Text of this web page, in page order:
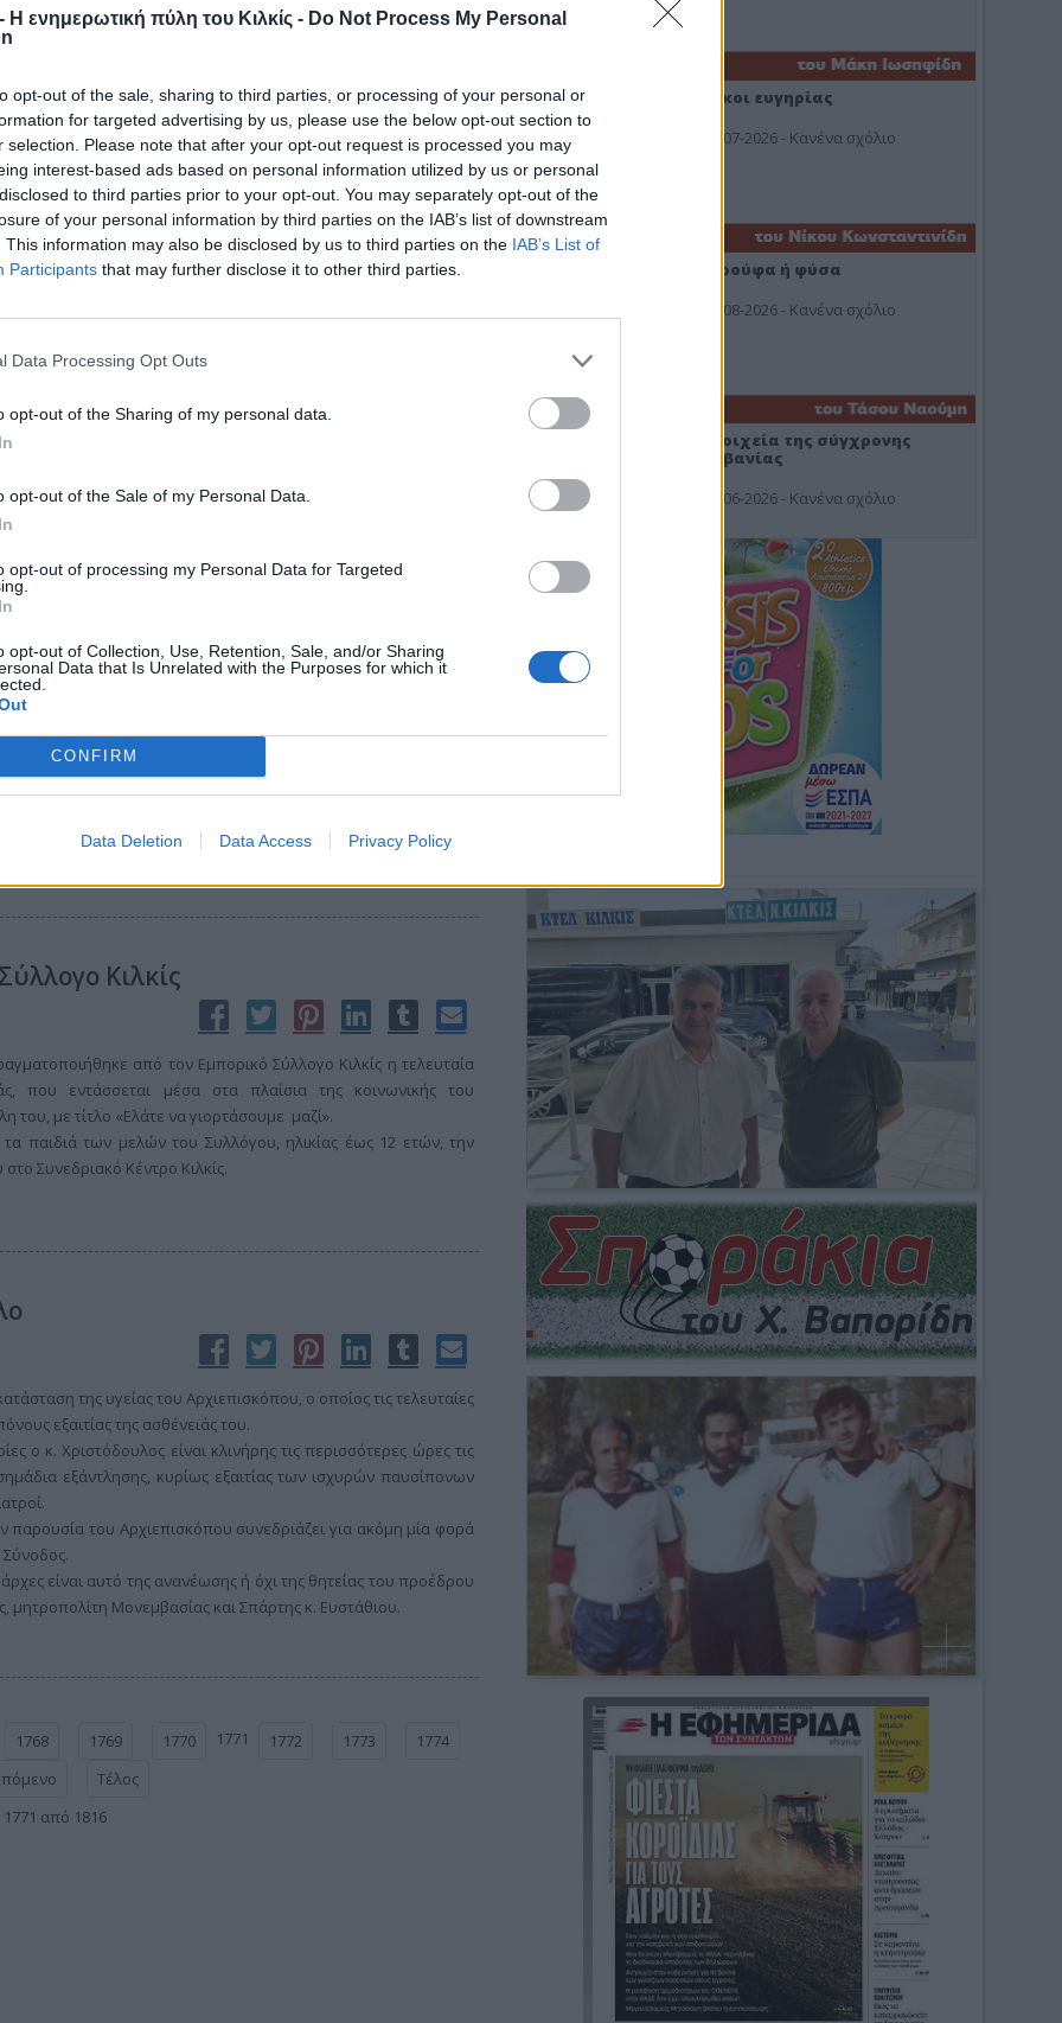
Η ενημερωτική πύλη του Κιλκίς - Do Not Process My Personal
opt-out of the sale, sharing to third parties, or processing of your personal or
for targeted advertising by us, please use the below opt-out section to
selection. Please note that after your opt-out request is processed you may
interest-based ads based on personal information utilized by us or personal
to third parties prior to your opt-out. You may separately opt-out of the
of your personal information by third parties on the IAB’s list of downstream
This information may also be disclosed by us to third parties on the IAB’s List of
Participants that may further disclose it to other third parties.
Data Processing Opt Outs
opt-out of the Sharing of my personal data.
opt-out of the Sale of my Personal Data.
opt-out of processing my Personal Data for Targeted
opt-out of Collection, Use, Retention, Sale, and/or Sharing
Data that Is Unrelated with the Purposes for which it
CONFIRM
Data Deletion Data Access Privacy Policy
ISO 9001 σε κρίσιμες διαδικασίες Δ/νσεων της Ν.Α. Κιλκίς με
απαιτήσεων του πλαισίου κριτηρίων για την πιστοποίηση της
πορεία προς το 8ο συνέδριο
Οργανωτικής Επιτροπής Συνεδρίου καθώς και τη
Επιτροπή.
συντονιστής ο Σάκης Μιχαηλίδης ενώ όπως αναμενόταν
πρόσκειται στον Γ. Παπανδρέου, αφού μόνο τρεις στους 11
Συνεδρίου και τη συγκρότηση των Νομαρχιακών
προς το 8ο Συνέδριό του, το οποίο θα πραγματοποιηθεί
ΚΒΟ ΝΤΟ).
οι Συντονιστές και Αναπληρωτές Συντονιστές των
Εργαζομένων και των Τομεακών Οργανώσεων, των
οι Αναπληρωτές Γραμματείς των Περιφερειακών Επιτροπών,
αριθμός που ορίζονται με απόφαση του Προέδρου του
θέσης ή ιδιότητας.
Κιλκίς
από τον Εμπορικό Σύλλογο Κιλκίς η τελευταία
που εντάσσεται μέσα στα πλαίσια της κοινωνικής του
του, με τίτλο «Ελάτε να γιορτάσουμε μαζί».
παιδιά των μελών του Συλλόγου, ηλικίας έως 12 ετών, την
Συνεδριακό Κέντρο Κιλκίς.
της υγείας του Αρχιεπισκόπου, ο οποίος τις τελευταίες
εξαιτίας της ασθένειάς του.
ο κ. Χριστόδουλος είναι κλινήρης τις περισσότερες ώρες τις
εξάντλησης, κυρίως εξαιτίας των ισχυρών παυσίπονων
παρουσία του Αρχιεπισκόπου συνεδριάζει για ακόμη μία φορά
είναι αυτό της ανανέωσης ή όχι της θητείας του προέδρου
μητροπολίτη Μονεμβασίας και Σπάρτης κ. Ευστάθιου.
1768 1769 1770 1771 1772 1773
1774
Τέλος
1771 από 1816
Οίκοι ευγηρίας
24-07-2026 - Κανένα σχόλιο
Ή ρούφα ή φύσα
03-08-2026 - Κανένα σχόλιο
Στοιχεία της σύγχρονης
Αλβανίας
19-06-2026 - Κανένα σχόλιο